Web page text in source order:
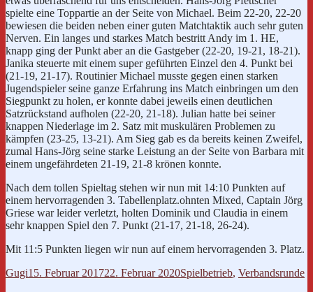
spielte eine Toppartie an der Seite von Michael. Beim 22-20, 22-20
bewiesen die beiden neben einer guten Matchtaktik auch sehr guten
Nerven. Ein langes und starkes Match bestritt Andy im 1. HE,
knapp ging der Punkt aber an die Gastgeber (22-20, 19-21, 18-21).
Janika steuerte mit einem super geführten Einzel den 4. Punkt bei
(21-19, 21-17). Routinier Michael musste gegen einen starken
Jugendspieler seine ganze Erfahrung ins Match einbringen um den
Siegpunkt zu holen, er konnte dabei jeweils einen deutlichen
Satzrückstand aufholen (22-20, 21-18). Julian hatte bei seiner
knappen Niederlage im 2. Satz mit muskulären Problemen zu
kämpfen (23-25, 13-21). Am Sieg gab es da bereits keinen Zweifel,
zumal Hans-Jörg seine starke Leistung an der Seite von Barbara mit
einem ungefährdeten 21-19, 21-8 krönen konnte.
Nach dem tollen Spieltag stehen wir nun mit 14:10 Punkten auf
einem hervorragenden 3. Tabellenplatz.ohnten Mixed, Captain Jörg
Griese war leider verletzt, holten Dominik und Claudia in einem
sehr knappen Spiel den 7. Punkt (21-17, 21-18, 26-24).
Mit 11:5 Punkten liegen wir nun auf einem hervorragenden 3. Platz.
Autor
GugiVeröffentlicht
15. Februar 201722. Februar 2020Kategorien
Spielbetrieb, Verbandsrunde